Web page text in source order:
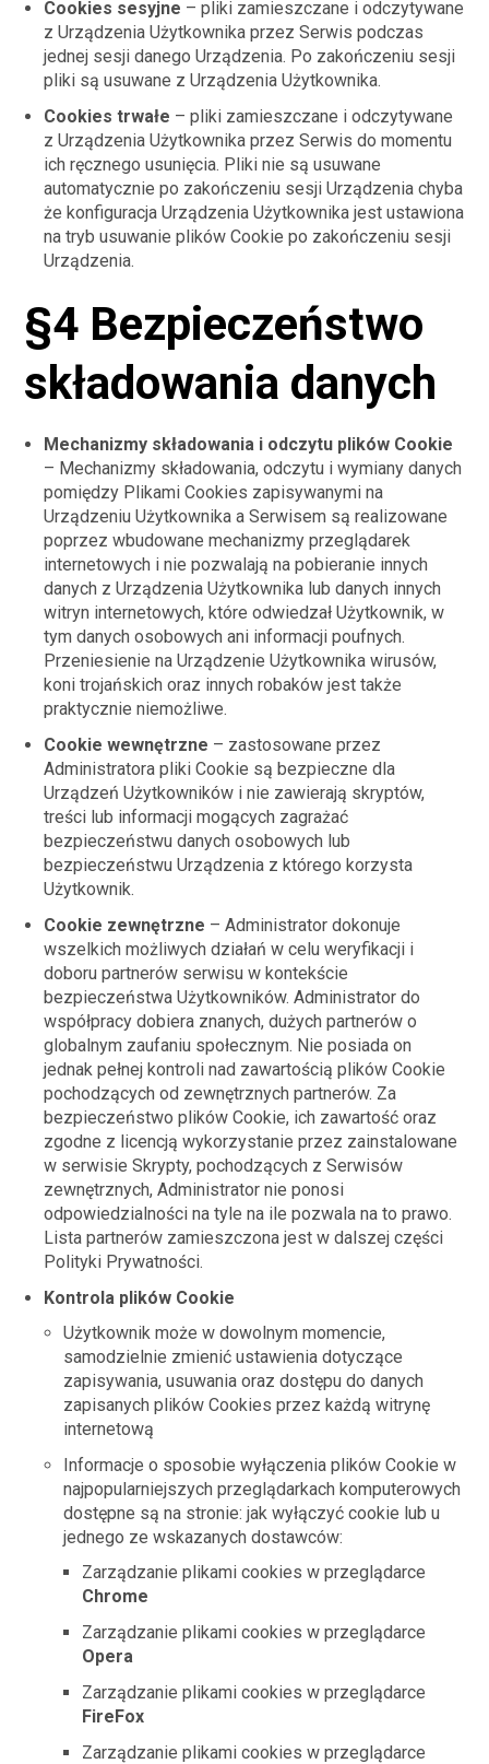
Cookies sesyjne – pliki zamieszczane i odczytywane
z Urządzenia Użytkownika przez Serwis podczas
jednej sesji danego Urządzenia. Po zakończeniu sesji
pliki są usuwane z Urządzenia Użytkownika.
Cookies trwałe – pliki zamieszczane i odczytywane
z Urządzenia Użytkownika przez Serwis do momentu
ich ręcznego usunięcia. Pliki nie są usuwane
automatycznie po zakończeniu sesji Urządzenia chyba
że konfiguracja Urządzenia Użytkownika jest ustawiona
na tryb usuwanie plików Cookie po zakończeniu sesji
Urządzenia.
§4 Bezpieczeństwo
składowania danych
Mechanizmy składowania i odczytu plików Cookie
– Mechanizmy składowania, odczytu i wymiany danych
pomiędzy Plikami Cookies zapisywanymi na
Urządzeniu Użytkownika a Serwisem są realizowane
poprzez wbudowane mechanizmy przeglądarek
internetowych i nie pozwalają na pobieranie innych
danych z Urządzenia Użytkownika lub danych innych
witryn internetowych, które odwiedzał Użytkownik, w
tym danych osobowych ani informacji poufnych.
Przeniesienie na Urządzenie Użytkownika wirusów,
koni trojańskich oraz innych robaków jest także
praktycznie niemożliwe.
Cookie wewnętrzne – zastosowane przez
Administratora pliki Cookie są bezpieczne dla
Urządzeń Użytkowników i nie zawierają skryptów,
treści lub informacji mogących zagrażać
bezpieczeństwu danych osobowych lub
bezpieczeństwu Urządzenia z którego korzysta
Użytkownik.
Cookie zewnętrzne – Administrator dokonuje
wszelkich możliwych działań w celu weryfikacji i
doboru partnerów serwisu w kontekście
bezpieczeństwa Użytkowników. Administrator do
współpracy dobiera znanych, dużych partnerów o
globalnym zaufaniu społecznym. Nie posiada on
jednak pełnej kontroli nad zawartością plików Cookie
pochodzących od zewnętrznych partnerów. Za
bezpieczeństwo plików Cookie, ich zawartość oraz
zgodne z licencją wykorzystanie przez zainstalowane
w serwisie Skrypty, pochodzących z Serwisów
zewnętrznych, Administrator nie ponosi
odpowiedzialności na tyle na ile pozwala na to prawo.
Lista partnerów zamieszczona jest w dalszej części
Polityki Prywatności.
Kontrola plików Cookie
Użytkownik może w dowolnym momencie,
samodzielnie zmienić ustawienia dotyczące
zapisywania, usuwania oraz dostępu do danych
zapisanych plików Cookies przez każdą witrynę
internetową
Informacje o sposobie wyłączenia plików Cookie w
najpopularniejszych przeglądarkach komputerowych
dostępne są na stronie: jak wyłączyć cookie lub u
jednego ze wskazanych dostawców:
Zarządzanie plikami cookies w przeglądarce
Chrome
Zarządzanie plikami cookies w przeglądarce
Opera
Zarządzanie plikami cookies w przeglądarce
FireFox
Zarządzanie plikami cookies w przeglądarce